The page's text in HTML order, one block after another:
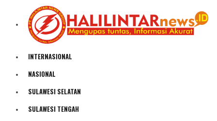
Peristiwa
Fenomena
Teknologi
Pendidikan
INTERNASIONAL
NASIONAL
SULAWESI SELATAN
SULAWESI TENGAH